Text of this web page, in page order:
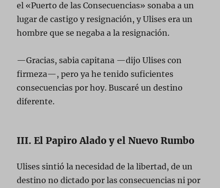
el «Puerto de las Consecuencias» sonaba a un
lugar de castigo y resignación, y Ulises era un
hombre que se negaba a la resignación.
—Gracias, sabia capitana —dijo Ulises con
firmeza—, pero ya he tenido suficientes
consecuencias por hoy. Buscaré un destino
diferente.
III. El Papiro Alado y el Nuevo Rumbo
Ulises sintió la necesidad de la libertad, de un
destino no dictado por las consecuencias ni por